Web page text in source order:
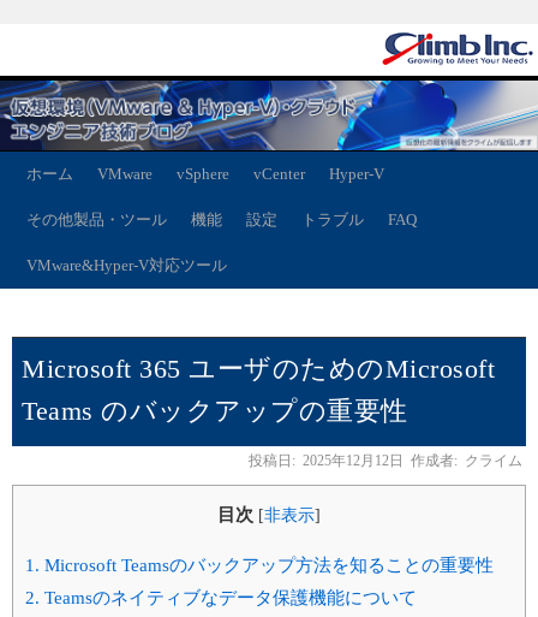
ホーム VMware vSphere vCenter Hyper-V
その他製品・ツール 機能 設定 トラブル FAQ
VMware&Hyper-V対応ツール
Microsoft 365 ユーザのためのMicrosoft
Teams のバックアップの重要性
投稿日: 2025年12月12日 作成者: クライム
目次 [非表示]
1. Microsoft Teamsのバックアップ方法を知ることの重要性
2. Teamsのネイティブなデータ保護機能について